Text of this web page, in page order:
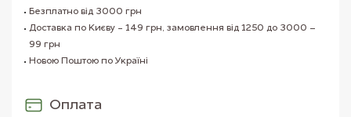
Безплатно від 3000 грн
Доставка по Києву - 149 грн, замовлення від 1250 до 3000 –
99 грн
Новою Поштою по Україні
Оплата